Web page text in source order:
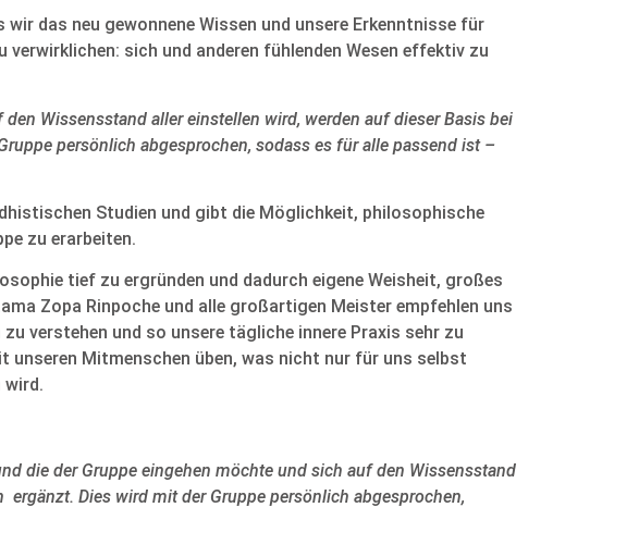
wir das neu gewonnene Wissen und unsere Erkenntnisse für
sich und anderen fühlenden Wesen effektiv zu
Wissensstand aller einstellen wird, werden auf dieser Basis bei
persönlich abgesprochen, sodass es für alle passend ist –
Studien und gibt die Möglichkeit, philosophische
zu erarbeiten.
tief zu ergründen und dadurch eigene Weisheit, großes
Zopa Rinpoche und alle großartigen Meister empfehlen uns
verstehen und so unsere tägliche innere Praxis sehr zu
unseren Mitmenschen üben, was nicht nur für uns selbst
wird.
die der Gruppe eingehen möchte und sich auf den Wissensstand
Dies wird mit der Gruppe persönlich abgesprochen,